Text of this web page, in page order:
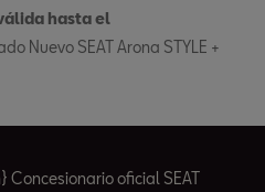
hasta el
Nuevo SEAT Arona STYLE +
Concesionario oficial SEAT